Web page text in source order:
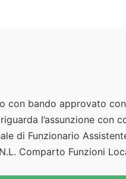
con bando approvato
l’assunzione con
di Funzionario
Comparto Funzioni